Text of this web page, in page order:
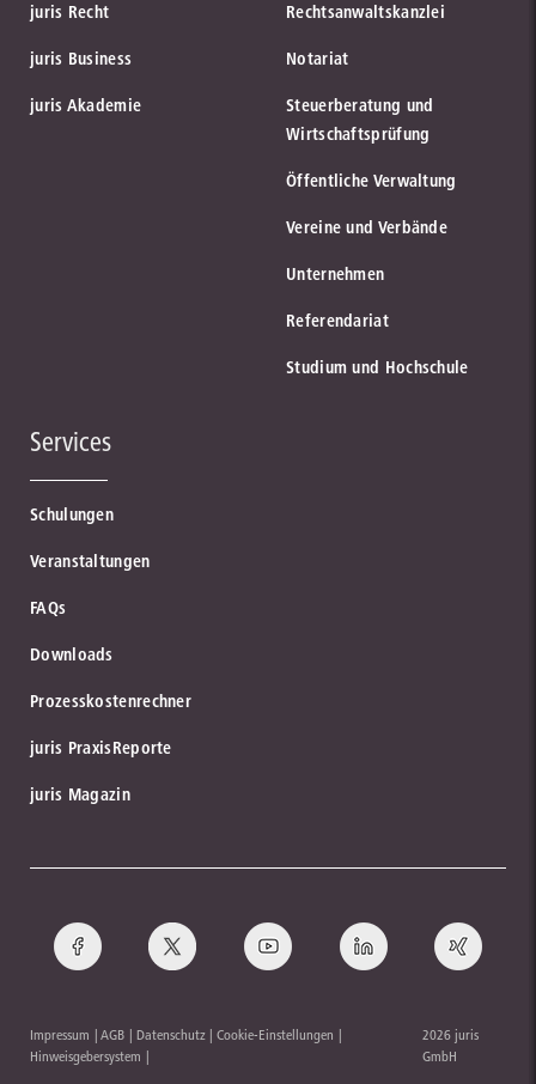
juris Recht
juris Business
juris Akademie
Rechtsanwaltskanzlei
Notariat
Steuerberatung und
Wirtschaftsprüfung
Öffentliche Verwaltung
Vereine und Verbände
Unternehmen
Referendariat
Studium und Hochschule
Services
Schulungen
Veranstaltungen
FAQs
Downloads
Prozesskostenrechner
juris PraxisReporte
juris Magazin
Impressum AGB Datenschutz
Cookie-Einstellungen
Hinweisgebersystem
2026 juris
GmbH